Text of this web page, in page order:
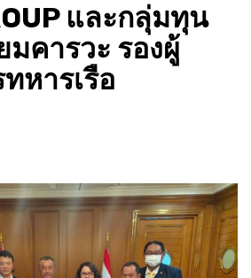
และกลุ่มทุน
มคารวะ รองผู้
หารเรือ